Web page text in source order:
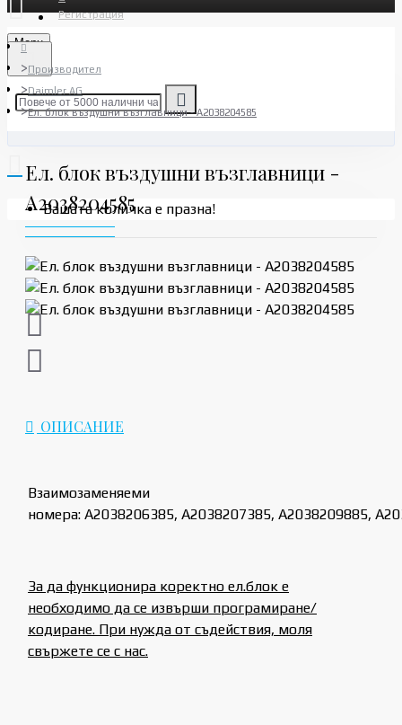
Регистрация
Menu
Вашата количка е празна!
Производител
Daimler AG
Ел. блок въздушни възглавници - A2038204585
Ел. блок въздушни възглавници -
A2038204585
ОПИСАНИЕ
Взаимозаменяеми
номера: A2038206385, A2038207385, A2038209885,
За да функционира коректно ел.блок е
необходимо да се извърши програмиране/
кодиране. При нужда от съдействия, моля
свържете се с нас.